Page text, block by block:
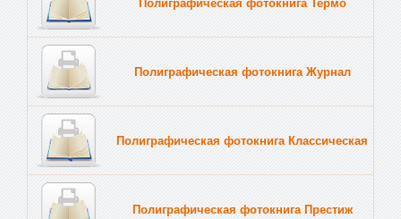
Полиграфическая фотокнига Журнал
Полиграфическая фотокнига Классическая
Полиграфическая фотокнига Престиж